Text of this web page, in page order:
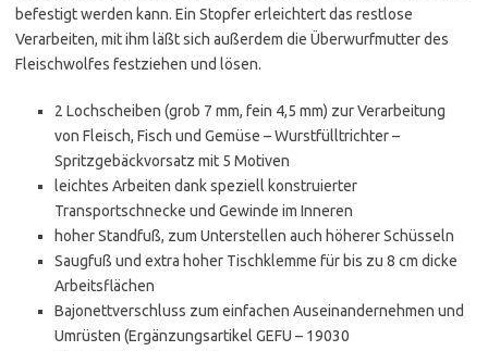
befestigt werden kann. Ein Stopfer erleichtert das restlose
Verarbeiten, mit ihm läßt sich außerdem die Überwurfmutter des
Fleischwolfes festziehen und lösen.
2 Lochscheiben (grob 7 mm, fein 4,5 mm) zur Verarbeitung
von Fleisch, Fisch und Gemüse – Wurstfülltrichter –
Spritzgebäckvorsatz mit 5 Motiven
leichtes Arbeiten dank speziell konstruierter
Transportschnecke und Gewinde im Inneren
hoher Standfuß, zum Unterstellen auch höherer Schüsseln
Saugfuß und extra hoher Tischklemme für bis zu 8 cm dicke
Arbeitsflächen
Bajonettverschluss zum einfachen Auseinandernehmen und
Umrüsten (Ergänzungsartikel GEFU – 19030